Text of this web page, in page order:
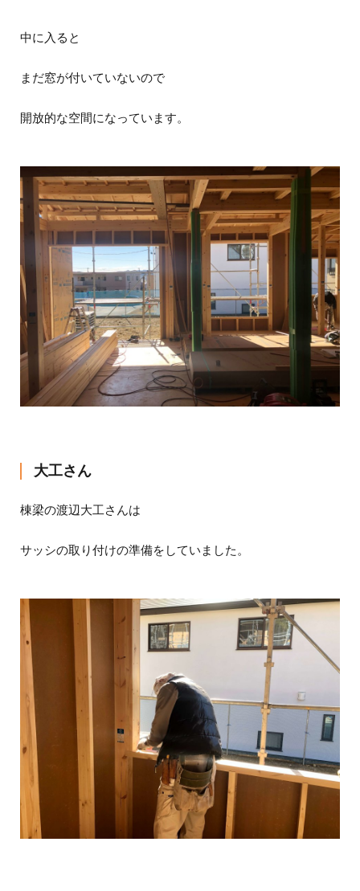
中に入ると
まだ窓が付いていないので
開放的な空間になっています。
大工さん
棟梁の渡辺大工さんは
サッシの取り付けの準備をしていました。